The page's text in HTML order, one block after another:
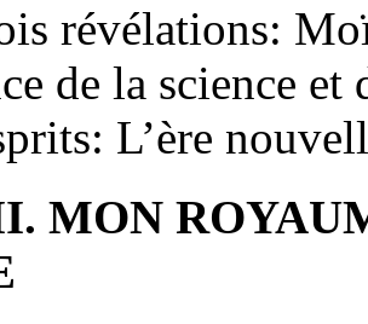
révélations:
de la science
L’ère
MON